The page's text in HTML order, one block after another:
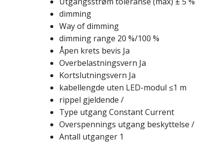
dimming
Way of dimming
dimming range 20 %/100 %
Åpen krets bevis Ja
Overbelastningsvern Ja
Kortslutningsvern Ja
kabellengde uten LED-modul ≤1 m
rippel gjeldende /
Type utgang Constant Current
Overspennings utgang beskyttelse /
Antall utganger 1